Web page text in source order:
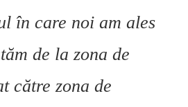
în care noi am ales
de la zona de
către zona de